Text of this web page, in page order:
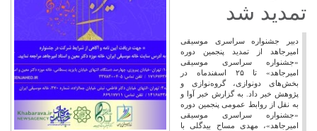
تمدید شد
دبیر جشنواره سراسری موسیقی
امیرجاهد از تمدید پنجمین دوره
«جشنواره سراسری موسیقی
امیرجاهد» تا ۲۵ اسفندماه در
بخش‌های دونوازی، گروه‌نوازی و
پژوهش خبر داد. به گزارش خبر آوا و
به نقل از روابط عمومی پنجمین دوره
«جشنواره سراسری موسیقی
امیرجاهد»، مهدی مساح‌ بیدگلی با